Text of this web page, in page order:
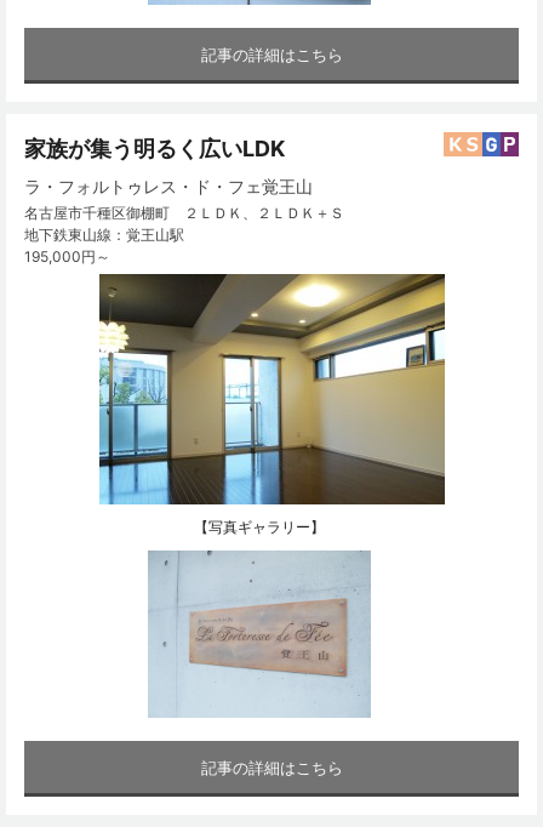
記事の詳細はこちら
家族が集う明るく広いLDK
ラ・フォルトゥレス・ド・フェ覚王山
名古屋市千種区御棚町 ２ＬＤＫ、２ＬＤＫ＋Ｓ
地下鉄東山線：覚王山駅
195,000円～
【写真ギャラリー】
記事の詳細はこちら